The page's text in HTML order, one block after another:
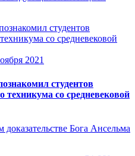
2021
студентов
техникума со средневековой
Бога Ансельма